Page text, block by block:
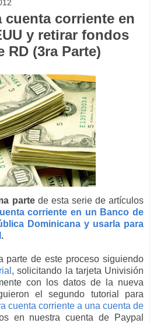
cuenta corriente en
y retirar fondos
RD (3ra Parte)
partede esta serie de artículos
corriente en un Banco de
Dominicana y usarla para
.
parte de este proceso siguiendo
, solicitando la tarjeta Univisión
con los datos de la nueva
el segundo tutorial para
cuenta corriente a una cuenta de
en nuestra cuenta de Paypal